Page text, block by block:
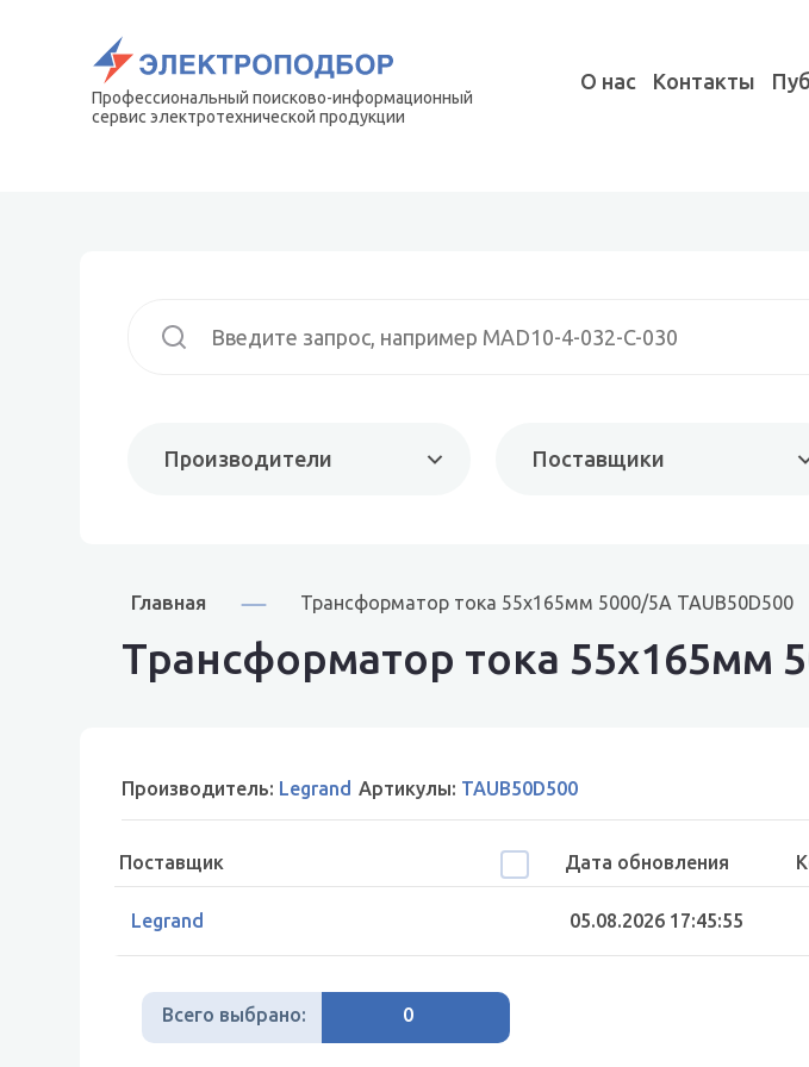
Профессиональный поисково-информационный
сервис электротехнической продукции
О нас Контакты
Производители Поставщики
Главная Трансформатор тока 55х165мм 5000/5А TAUB50D500
Трансформатор тока 55х165мм
Производитель: Legrand Артикулы: TAUB50D500
Поставщик Дата обновления
Legrand 05.08.2026 17:45:55
Всего выбрано: 0